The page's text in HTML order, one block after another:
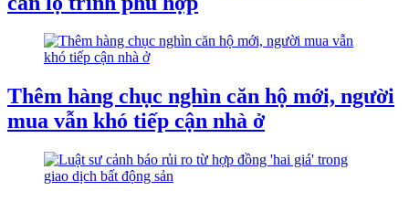
Thêm hàng chục nghìn căn hộ mới, người
mua vẫn khó tiếp cận nhà ở